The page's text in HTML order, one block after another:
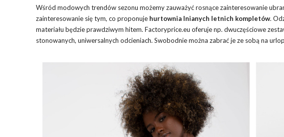
Wśród modowych trendów sezonu możemy zauważyć rosnące zainteresowanie
zainteresowanie się tym, co proponuje hurtownia lnianych letnich kompletów.
materiału będzie prawdziwym hitem. Factoryprice.eu oferuje np. dwuczęściowe
stonowanych, uniwersalnych odcieniach. Swobodnie można zabrać je ze sobą na